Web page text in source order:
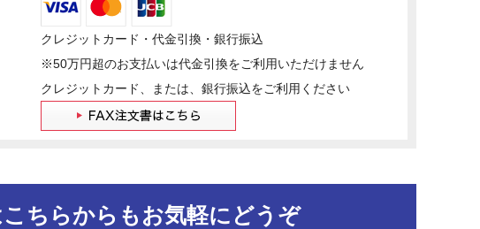
クレジットカード・代金引換・銀行振込
※50万円超のお支払いは代金引換をご利用いただけません
クレジットカード、または、銀行振込をご利用ください
ちらからもお気軽にどうぞ